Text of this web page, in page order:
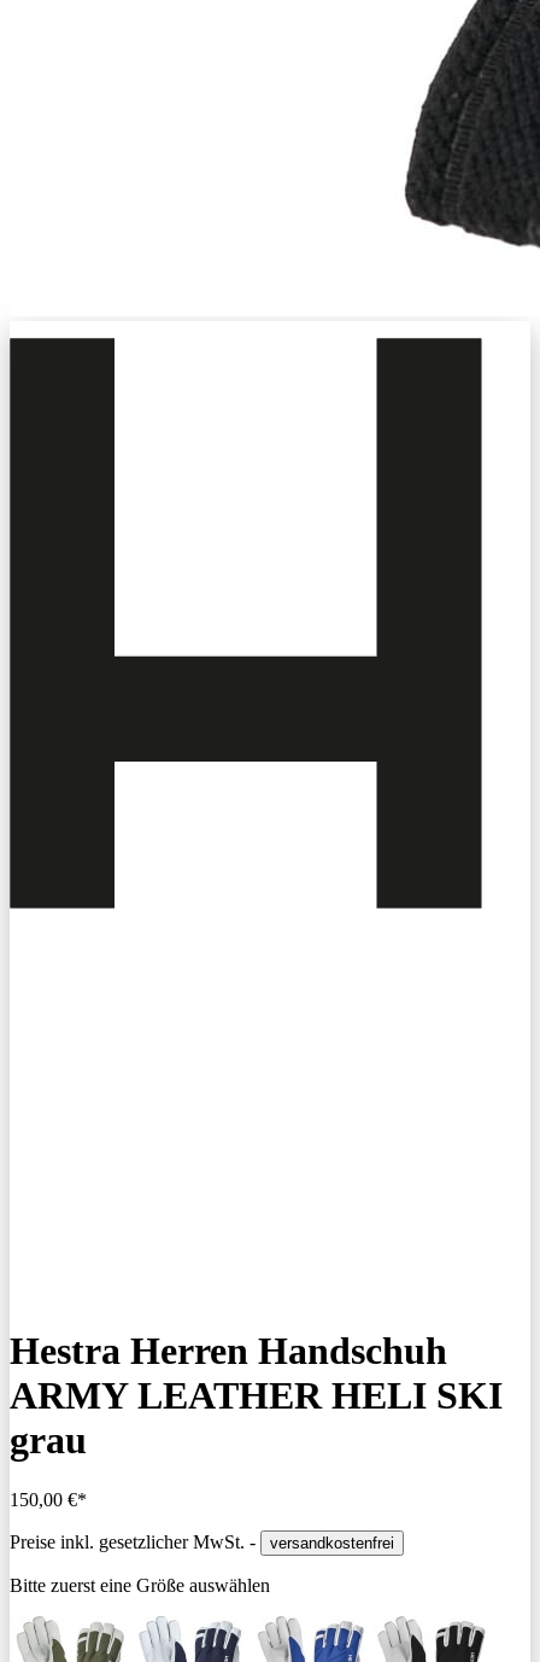
Hestra Herren Handschuh
ARMY LEATHER HELI SKI
grau
150,00 €*
Preise inkl. gesetzlicher MwSt. - versandkostenfrei
Bitte zuerst eine Größe auswählen